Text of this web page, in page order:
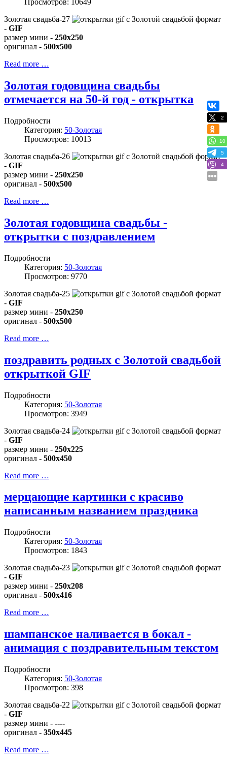
Просмотров: 10649
Золотая свадьба-27
формат
- GIF
размер мини - 250x250
оригинал - 500x500
Read more …
Золотая годовщина свадьбы
отмечается на 50-й год - открытка
Подробности
Категория: 50-Золотая
Просмотров: 10013
Золотая свадьба-26
формат
- GIF
размер мини - 250x250
оригинал - 500x500
Read more …
Золотая годовщина свадьбы -
открытки с поздравлением
Подробности
Категория: 50-Золотая
Просмотров: 9770
Золотая свадьба-25
формат
- GIF
размер мини - 250x250
оригинал - 500x500
Read more …
поздравить родных с Золотой свадьбой
открыткой GIF
Подробности
Категория: 50-Золотая
Просмотров: 3949
Золотая свадьба-24
формат
- GIF
размер мини - 250x225
оригинал - 500x450
Read more …
мерцающие картинки с красиво
написанным названием праздника
Подробности
Категория: 50-Золотая
Просмотров: 1843
Золотая свадьба-23
формат
- GIF
размер мини - 250x208
оригинал - 500x416
Read more …
шампанское наливается в бокал -
анимация с поздравительным текстом
Подробности
Категория: 50-Золотая
Просмотров: 398
Золотая свадьба-22
формат
- GIF
размер мини - ----
оригинал - 350x445
Read more …
2
10
5
4